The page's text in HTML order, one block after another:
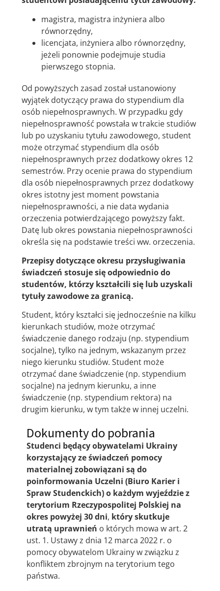
magistra, magistra inżyniera albo
równorzędny,
licencjata, inżyniera albo równorzędny,
jeżeli ponownie podejmuje studia
pierwszego stopnia.
Od powyższych zasad został ustanowiony
wyjątek dotyczący prawa do stypendium dla
osób niepełnosprawnych. W przypadku gdy
niepełnosprawność powstała w trakcie studiów
lub po uzyskaniu tytułu zawodowego, student
może otrzymać stypendium dla osób
niepełnosprawnych przez dodatkowy okres 12
semestrów. Przy ocenie prawa do stypendium
dla osób niepełnosprawnych przez dodatkowy
okres istotny jest moment powstania
niepełnosprawności, a nie data wydania
orzeczenia potwierdzającego powyższy fakt.
Datę lub okres powstania niepełnosprawności
określa się na podstawie treści ww. orzeczenia.
Przepisy dotyczące okresu przysługiwania
świadczeń stosuje się odpowiednio do
studentów, którzy kształcili się lub uzyskali
tytuły zawodowe za granicą.
Student, który kształci się jednocześnie na kilku
kierunkach studiów, może otrzymać
świadczenie danego rodzaju (np. stypendium
socjalne), tylko na jednym, wskazanym przez
niego kierunku studiów. Student może
otrzymać dane świadczenie (np. stypendium
socjalne) na jednym kierunku, a inne
świadczenie (np. stypendium rektora) na
drugim kierunku, w tym także w innej uczelni.
Dokumenty do pobrania
Studenci będący obywatelami Ukrainy
korzystający ze świadczeń pomocy
materialnej zobowiązani są do
poinformowania Uczelni (Biuro Karier i
Spraw Studenckich) o każdym wyjeździe z
terytorium Rzeczypospolitej Polskiej na
okres powyżej 30 dni, który skutkuje
utratą uprawnień o których mowa w art. 2
ust. 1. Ustawy z dnia 12 marca 2022 r. o
pomocy obywatelom Ukrainy w związku z
konfliktem zbrojnym na terytorium tego
państwa.